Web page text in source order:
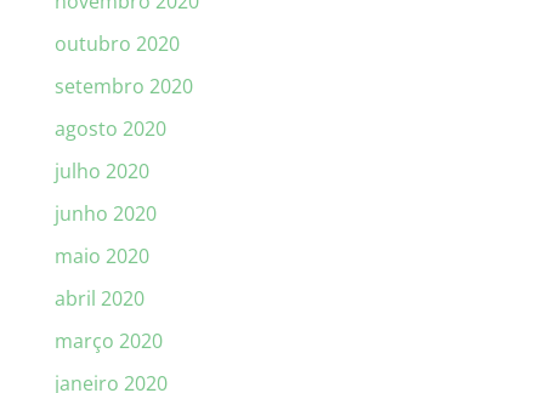
outubro 2020
setembro 2020
agosto 2020
julho 2020
junho 2020
maio 2020
abril 2020
março 2020
janeiro 2020